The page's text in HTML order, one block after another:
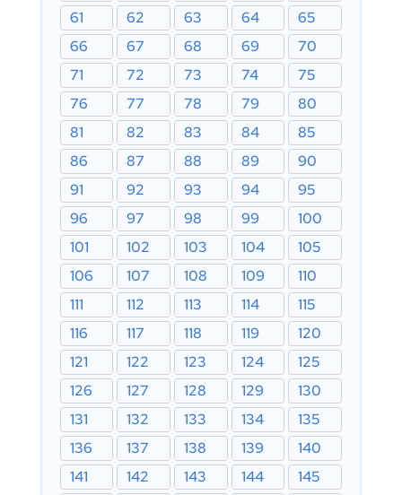
61
62 63 64
65
66
67 68 69
70
71
72 73 74
75
76
77 78 79
80
81
82 83 84
85
86
87 88 89
90
91
92 93 94
95
96
97 98 99
100
101
102 103 104
105
106
107 108 109
110
111
112 113 114
115
116
117 118 119
120
121
122 123 124
125
126
127 128 129
130
131
132 133 134
135
136
137 138 139
140
141
142 143 144
145